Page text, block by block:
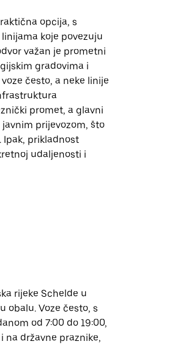
opcija, s
koje povezuju
važan je prometni
gradovima i
često, a neke linije
promet, a glavni
prijevozom, što
Ipak, prikladnost
udaljenosti i
rijeke Schelde u
obalu. Voze često, s
od 7:00 do 19:00,
na državne praznike,